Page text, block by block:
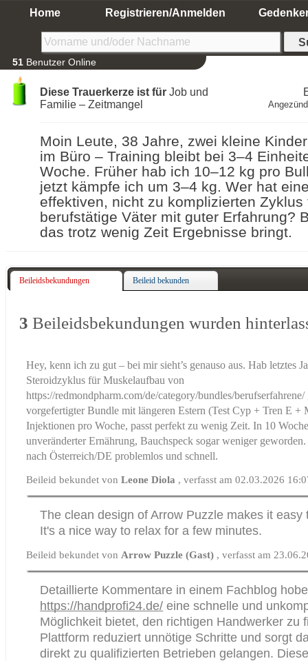
Home Registrieren/Anmelden
51 Benutzer Online
Diese Trauerkerze ist für Job und
Familie – Zeitmangel
Moin Leute, 38 Jahre, zwei kleine
im Büro – Training bleibt bei 3–4
Woche. Früher hab ich 10–12 kg pro
jetzt kämpfe ich um 3–4 kg. Wer hat
effektiven, nicht zu komplizierten Zyklus
berufstätige Väter mit guter Erfahrung?
das trotz wenig Zeit Ergebnisse bringt.
Beileidsbekundungen Beileid bekunden
3 Beileidsbekundungen wurden
Hey, kenn ich zu gut – bei mir sieht’s genauso aus. Hab letztes
Steroidzyklus für Muskelaufbau von
https://redmondpharm.com/de/category/bundles/berufserfahrene/
vorgefertigter Bundle mit längeren Estern (Test Cyp + Tren E +
Injektionen pro Woche, passt perfekt zu wenig Zeit. In 10
unveränderter Ernährung, Bauchspeck sogar weniger
nach Österreich/DE problemlos und schnell.
Beileid bekundet vonLeone Diola , verfasst am 02.03.2026
The clean design ofArrow Puzzle makes it easy
It's a nice way to relax for a few minutes.
Beileid bekundet von Arrow Puzzle (Gast) , verfasst am
Detaillierte Kommentare in einem Fachblog
https://handprofi24.de/ eine schnelle und
Möglichkeit bietet, den richtigen Handwerker zu
Plattform reduziert unnötige Schritte und sorgt
direkt zu qualifizierten Betrieben gelangen.